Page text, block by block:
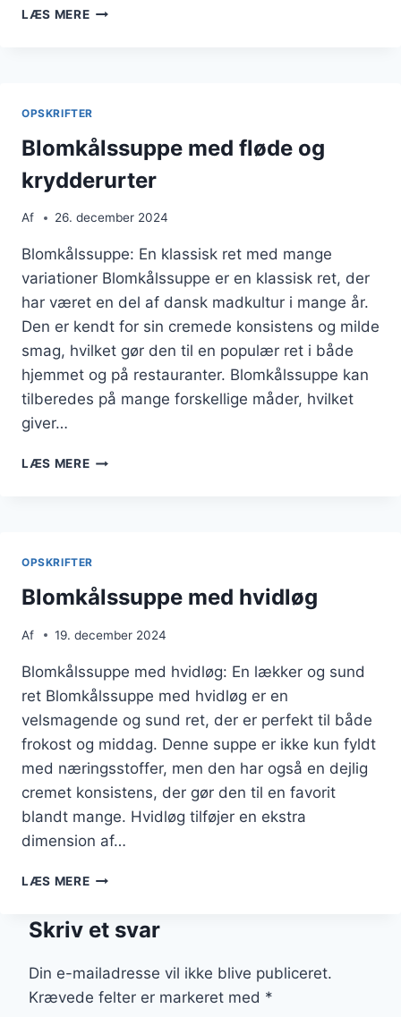
LÆS MEREBLOMKÅLSSUPPE
OPSKRIFTER
Blomkålssuppe med fløde og
krydderurter
Af 26. december 2024
Blomkålssuppe: En klassisk ret med mange
variationer Blomkålssuppe er en klassisk ret, der
har været en del af dansk madkultur i mange år.
Den er kendt for sin cremede konsistens og milde
smag, hvilket gør den til en populær ret i både
hjemmet og på restauranter. Blomkålssuppe kan
tilberedes på mange forskellige måder, hvilket
giver…
LÆS MEREBLOMKÅLSSUPPE
OPSKRIFTER
Blomkålssuppe med hvidløg
Af 19. december 2024
Blomkålssuppe med hvidløg: En lækker og sund
ret Blomkålssuppe med hvidløg er en
velsmagende og sund ret, der er perfekt til både
frokost og middag. Denne suppe er ikke kun fyldt
med næringsstoffer, men den har også en dejlig
cremet konsistens, der gør den til en favorit
blandt mange. Hvidløg tilføjer en ekstra
dimension af…
LÆS MEREBLOMKÅLSSUPPE
Skriv et svar
Din e-mailadresse vil ikke blive publiceret.
Krævede felter er markeret med *